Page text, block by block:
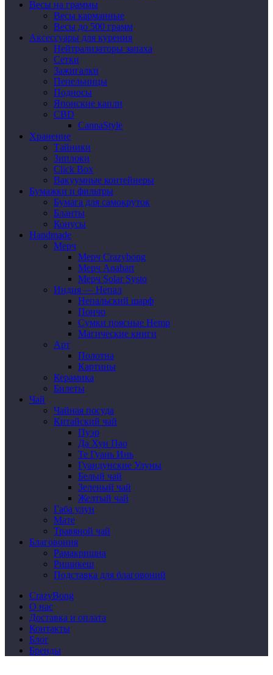
Весы на граммы
Весы карманные
Весы до 500 грамм
Аксессуары для курения
Нейтрализаторы запаха
Сетки
Зажигалки
Пепельницы
Подносы
Японские капли
CBD
CannaStyle
Хранение
Тайники
Зиплоки
Click Box
Вакуумные контейнеры
Бумажки и фильтры
Бумага для самокруток
Бланты
Конусы
Handmade
Мерч
Мерч Crazybong
Мерч Anahart
Мерч Solar Systo
Индия — Непал
Непальский шарф
Пончо
Сумки поясные Hemp
Магические книги
Арт
Полотна
Картины
Керамика
Билеты
Чай
Чайная посуда
Китайский чай
Пуэр
Да Хун Пао
Те Гуань Инь
Гуандунские Улуны
Белый чай
Зеленый чай
Желтый чай
Габа улун
Мате
Травяной чай
Благовония
Рамакришна
Ришикеш
Подставка для благовоний
CrazyBong
О нас
Доставка и оплата
Контакты
Блог
Бренды